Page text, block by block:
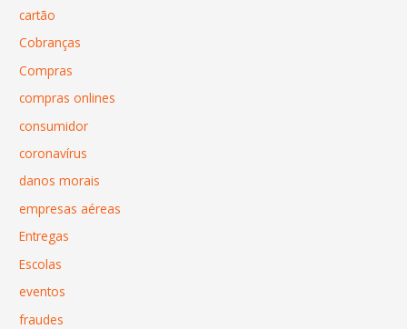
cartão
Cobranças
Compras
compras onlines
consumidor
coronavírus
danos morais
empresas aéreas
Entregas
Escolas
eventos
fraudes